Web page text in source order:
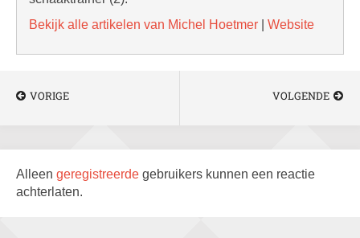
Bekijk alle artikelen van Michel Hoetmer
Website
VORIGE VOLGENDE
Alleen geregistreerde gebruikers kunnen een reactie
achterlaten.